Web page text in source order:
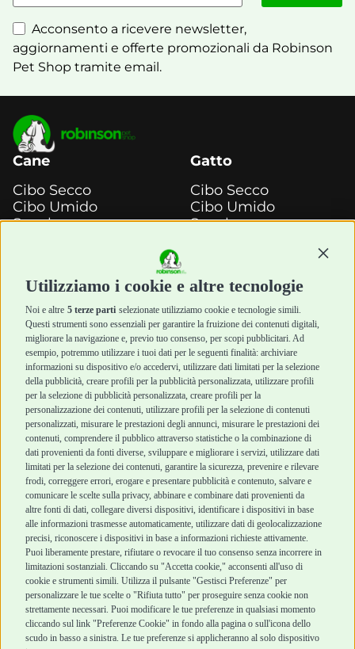
Utilizziamo i cookie e altre tecnologie
Noi e altre 5 terze parti selezionate utilizziamo cookie e tecnologie simili.
Questi strumenti sono essenziali per garantire la fruizione dei contenuti digitali,
migliorare la navigazione e, previo tuo consenso, per scopi pubblicitari. Ad
esempio, potremmo utilizzare i tuoi dati per le seguenti finalità: archiviare
informazioni su dispositivo e/o accedervi, utilizzare dati limitati per la selezione
della pubblicità, creare profili per la pubblicità personalizzata, utilizzare profili
per la selezione di pubblicità personalizzata, creare profili per la
personalizzazione dei contenuti, utilizzare profili per la selezione di contenuti
personalizzati, misurare le prestazioni degli annunci, misurare le prestazioni dei
contenuti, comprendere il pubblico attraverso statistiche o la combinazione di
dati provenienti da fonti diverse, sviluppare e migliorare i servizi, utilizzare dati
limitati per la selezione dei contenuti, garantire la sicurezza, prevenire e rilevare
frodi, correggere errori, erogare e presentare pubblicità e contenuto, salvare e
comunicare le scelte sulla privacy, abbinare e combinare dati provenienti da
altre fonti di dati, collegare diversi dispositivi, identificare i dispositivi in base
alle informazioni trasmesse automaticamente, utilizzare dati di geolocalizzazione
precisi, riconoscere i dispositivi in base a informazioni richieste attivamente.
Puoi liberamente prestare, rifiutare o revocare il tuo consenso senza incorrere in
limitazioni sostanziali. Cliccando su "Accetta cookie," acconsenti all'uso di
cookie e strumenti simili. Utilizza il pulsante "Gestisci Preferenze" per
personalizzare le tue scelte o "Rifiuta tutto" per proseguire senza cookie non
strettamente necessari. Puoi modificare le tue preferenze in qualsiasi momento
cliccando sul link "Preferenze Cookie" in fondo alla pagina o sull'icona dello
scudo in basso a sinistra. Le tue preferenze si applicheranno al solo dispositivo
Acconsento a ricevere newsletter,
aggiornamenti e offerte promozionali da Robinson
Pet Shop tramite email.
Cane
Cibo Secco
Cibo Umido
Snack e
Igiene e Pulizia
Accessori
Cani Mini
Top Quality
Gatto
Cibo Secco
Cibo Umido
Snack e
Igiene e Pulizia
Accessori
Top Quality
Robinson Pet Shop
Chi siamo
Punti vendita
Marchi
Blog
Assistenza Robinson
Pet Shop
Offerte
Promozioni
Recensioni Feedaty
Acquisti sicuri
Termini e condizioni
di vendita
Cashback
Metodi di
pagamento
Recesso e Reso
Spedizioni
Robinson Pet Shop S.r.l.
Via V. Giovanni Schiaparelli, 21 – 47122 Forlì (FC)
P.iva 04095130409 | REA: FO 329541